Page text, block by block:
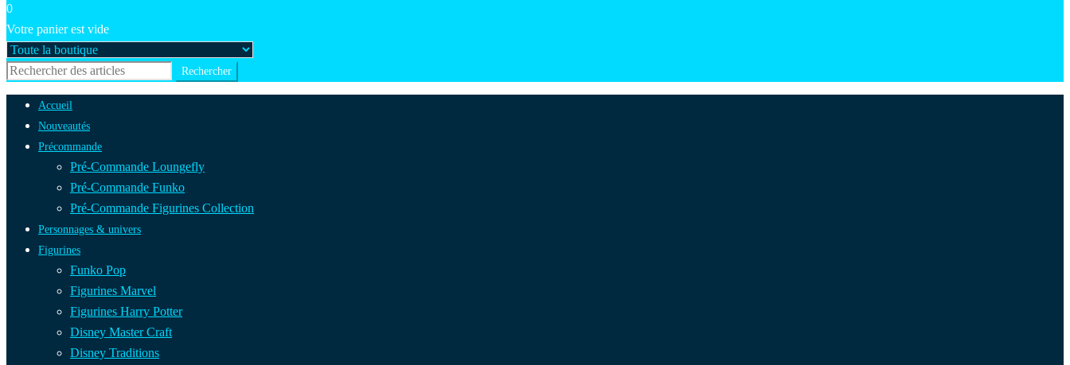
0
Votre panier est vide
Accueil
Nouveautés
Précommande
Pré-Commande Loungefly
Pré-Commande Funko
Pré-Commande Figurines Collection
Personnages & univers
Figurines
Funko Pop
Figurines Marvel
Figurines Harry Potter
Disney Master Craft
Disney Traditions